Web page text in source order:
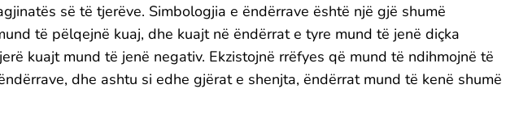
së të tjerëve. Simbologjia e ëndërrave është një gjë shumë
të pëlqejnë kuaj, dhe kuajt në ëndërrat e tyre mund të jenë diçka
kuajt mund të jenë negativ. Ekzistojnë rrëfyes që mund të ndihmojnë të
dhe ashtu si edhe gjërat e shenjta, ëndërrat mund të kenë shumë